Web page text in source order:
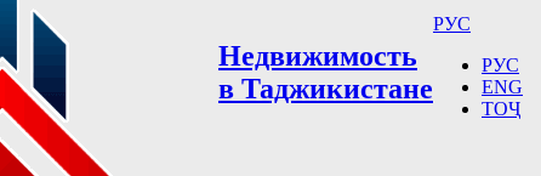
Недвижимость
в Таджикистане
РУС
РУС
ENG
ТОҶ